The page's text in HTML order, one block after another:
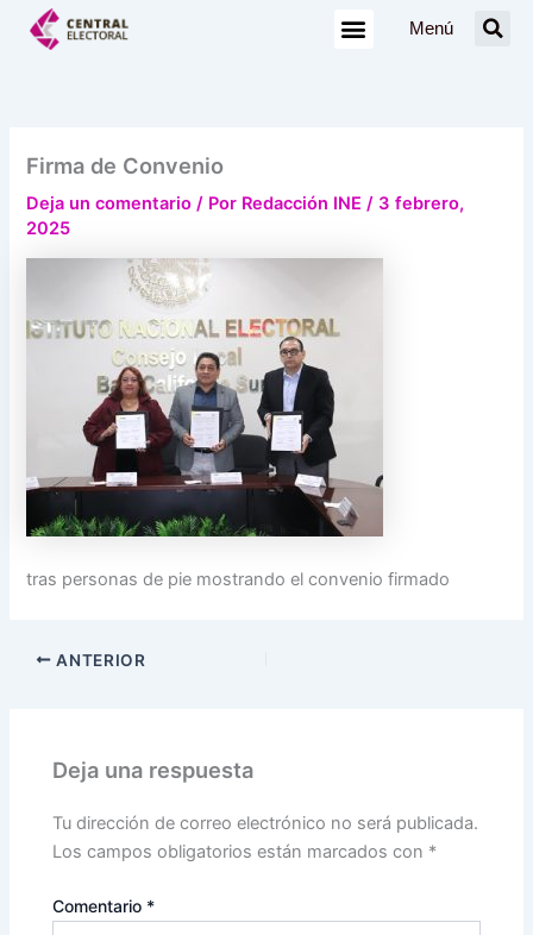
Menú
Firma de Convenio
Deja un comentario / Por Redacción INE/ 3 febrero,
2025
tras personas de pie mostrando el convenio firmado
ANTERIOR
Deja una respuesta
Tu dirección de correo electrónico no será publicada.
Los campos obligatorios están marcados con *
Comentario *